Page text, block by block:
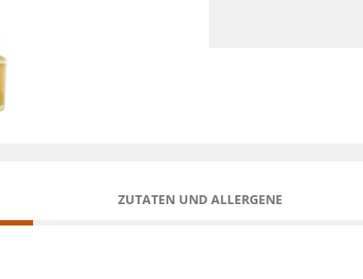
ZUTATEN UND ALLERGENE